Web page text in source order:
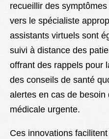
recueillir des
vers le spécialiste
assistants virtuels sont
suivi à distance des
offrant des rappels pour
des conseils de santé
alertes en cas de besoin
médicale urgente.
Ces innovations